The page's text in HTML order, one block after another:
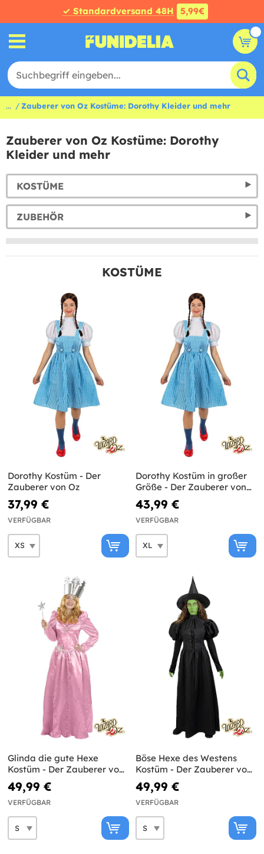
✓ Standardversand 48H 5,99€
... Zauberer von Oz Kostüme: Dorothy Kleider und mehr
Zauberer von Oz Kostüme: Dorothy
Kleider und mehr
KOSTÜME
ZUBEHÖR
KOSTÜME
Dorothy Kostüm - Der
Zauberer von Oz
37,99 €
VERFÜGBAR
Dorothy Kostüm in großer
Größe - Der Zauberer von
Oz
43,99 €
VERFÜGBAR
Glinda die gute Hexe
Kostüm - Der Zauberer von
Oz
49,99 €
VERFÜGBAR
Böse Hexe des Westens
Kostüm - Der Zauberer von
Oz
49,99 €
VERFÜGBAR